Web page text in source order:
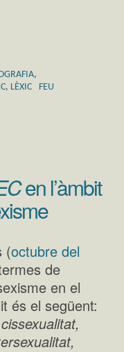
,
, LÈXIC
FEU
en l’àmbit
(octubre del
de
en el
és el següent: